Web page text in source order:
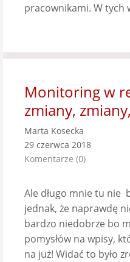
pracownikami. W tych
Monitoring w
zmiany,
Marta Kosecka
29 czerwca 2018
Komentarze (0)
Ale długo mnie tu nie
jednak, że naprawdę
bardzo niedobrze bo
pomysłów na wpisy,
na już! Widać to było